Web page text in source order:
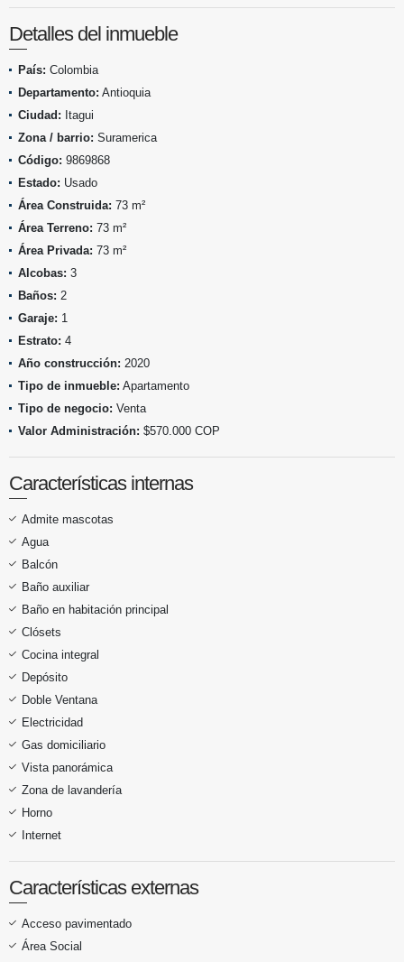
Detalles del inmueble
País: Colombia
Departamento: Antioquia
Ciudad: Itagui
Zona / barrio: Suramerica
Código: 9869868
Estado: Usado
Área Construida: 73 m²
Área Terreno: 73 m²
Área Privada: 73 m²
Alcobas: 3
Baños: 2
Garaje: 1
Estrato: 4
Año construcción: 2020
Tipo de inmueble: Apartamento
Tipo de negocio: Venta
Valor Administración: $570.000 COP
Características internas
Admite mascotas
Agua
Balcón
Baño auxiliar
Baño en habitación principal
Clósets
Cocina integral
Depósito
Doble Ventana
Electricidad
Gas domiciliario
Vista panorámica
Zona de lavandería
Horno
Internet
Características externas
Acceso pavimentado
Área Social